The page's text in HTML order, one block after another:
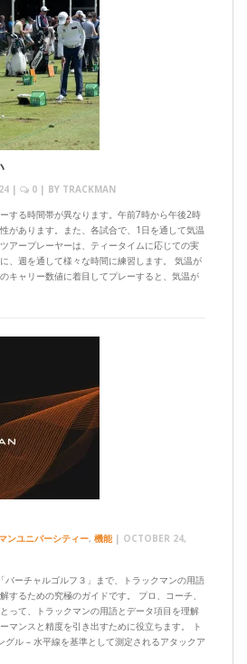
| 0 | BY TRACKMAN
する時間帯が異なります。午前7時から午後2時
があります。また、各試合で、1日を通して気温
アープレーヤーは、ティータイムに応じての実
、週を通して様々な時間に練習します。 気温が
キャリー数値に着目してプレーすると、気温が
ンユニバーシティー, 機能 | OCTOBER 24,
バーチャルゴルフ３」まで、トラックマンの用語
するための究極のガイドです。 プロ、コーチ、
って、トラックマンの用語とデータ項目を理解
マンスと精度を引き出すために役立ちます。 ト
ル – 水平線を基準として測定されるアタックア